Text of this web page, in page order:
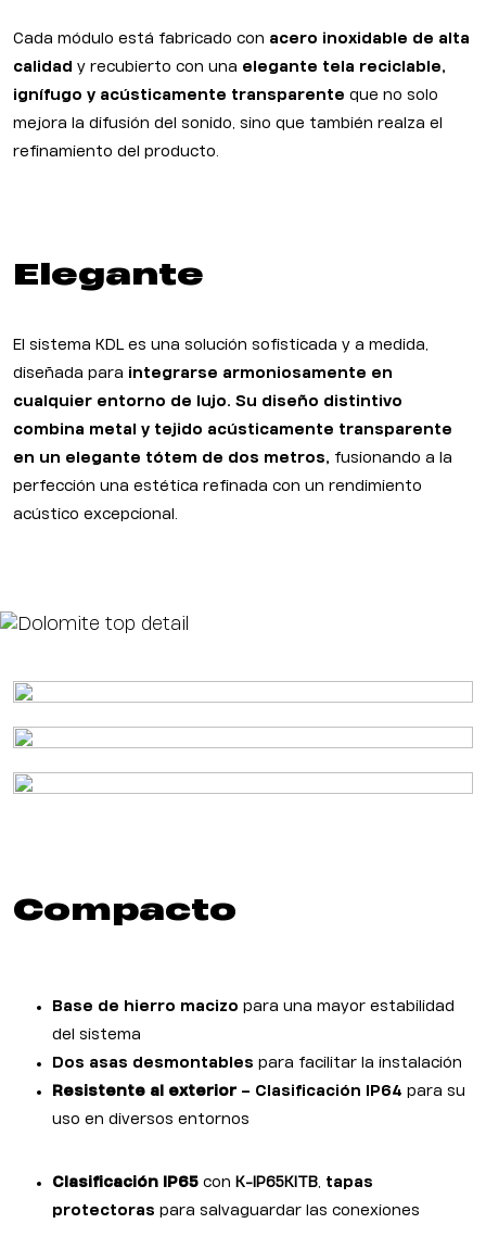
Cada módulo está fabricado con acero inoxidable de alta
calidad y recubierto con una elegante tela reciclable,
ignífugo y acústicamente transparente que no solo
mejora la difusión del sonido, sino que también realza el
refinamiento del producto.
Elegante
El sistema KDL es una solución sofisticada y a medida,
diseñada para integrarse armoniosamente en
cualquier entorno de lujo. Su diseño distintivo
combina metal y tejido acústicamente transparente
en un elegante tótem de dos metros, fusionando a la
perfección una estética refinada con un rendimiento
acústico excepcional.
Compacto
Base de hierro macizo para una mayor estabilidad
del sistema
Dos asas desmontables para facilitar la instalación
Resistente al exterior – Clasificación IP64 para su
uso en diversos entornos
Clasificación IP65 con K-IP65KITB, tapas
protectoras para salvaguardar las conexiones